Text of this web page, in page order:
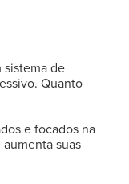
sistema de
Quanto
e focados na
suas